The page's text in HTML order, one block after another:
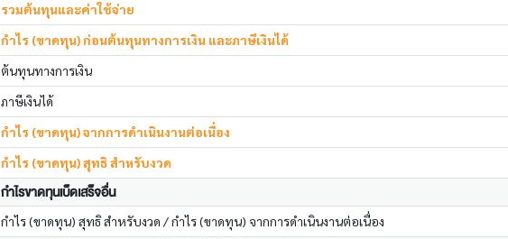
รวมต้นทุนและค่าใช้จ่าย
กำไร (ขาดทุน) ก่อนต้นทุนทางการเงิน และภาษีเงินได้
ต้นทุนทางการเงิน
ภาษีเงินได้
กำไร (ขาดทุน) จากการดำเนินงานต่อเนื่อง
กำไร (ขาดทุน) สุทธิ สำหรับงวด
กำไรขาดทุนเบ็ดเสร็จอื่น
กำไร (ขาดทุน) สุทธิ สำหรับงวด / กำไร (ขาดทุน) จากการดำเนินงานต่อเนื่อง